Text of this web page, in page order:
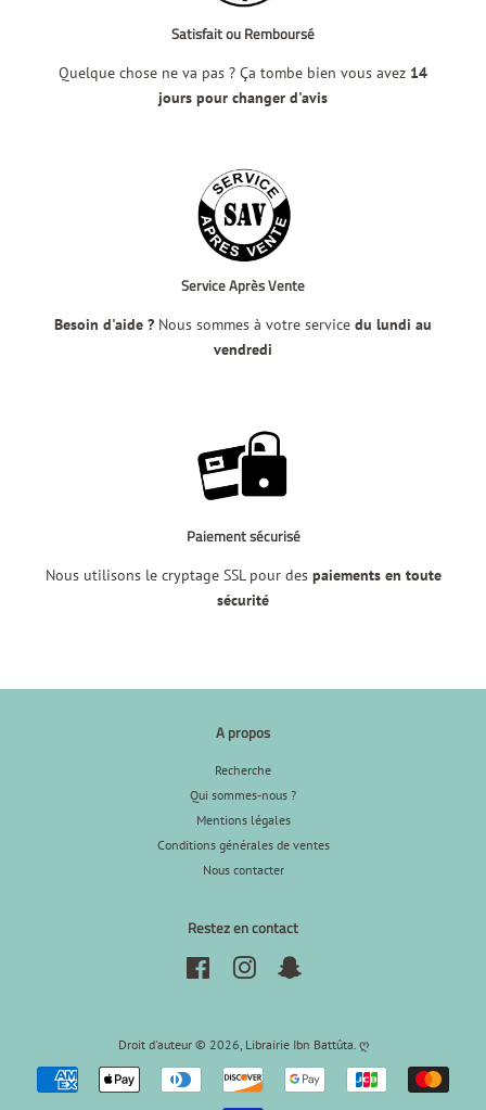
Satisfait ou Remboursé
Quelque chose ne va pas ? Ça tombe bien vous avez 14
jours pour changer d'avis
Service Après Vente
Besoin d'aide ? Nous sommes à votre service du lundi au
vendredi
Paiement sécurisé
Nous utilisons le cryptage SSL pour des paiements en toute
sécurité
A propos
Recherche
Qui sommes-nous ?
Mentions légales
Conditions générales de ventes
Nous contacter
Restez en contact
FacebookInstagram
Droit d'auteur © 2026, Librairie Ibn Battûta. ღ
Icônes
Paiement